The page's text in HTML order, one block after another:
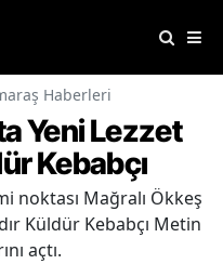
Haberleri
Yeni Lezzet
Kebabçı
noktası Mağralı Ökkeş
Küldür Kebabçı Metin
açtı.